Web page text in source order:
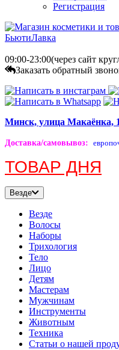
Регистрация
09:00-23:00(через сайт
Заказать обратный
Минск, улица Макаёнка,
Доставка/самовывоз:
ТОВАР ДНЯ
Везде
Везде
Волосы
Наборы
Трихология
Тело
Лицо
Детям
Мастерам
Мужчинам
Инструменты
Животным
Техника
Статьи о нашей